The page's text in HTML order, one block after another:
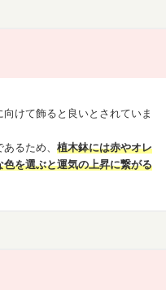
けて飾ると良いとされていま
るため、 植木鉢には赤やオレ
を選ぶと運気の上昇に繋がる